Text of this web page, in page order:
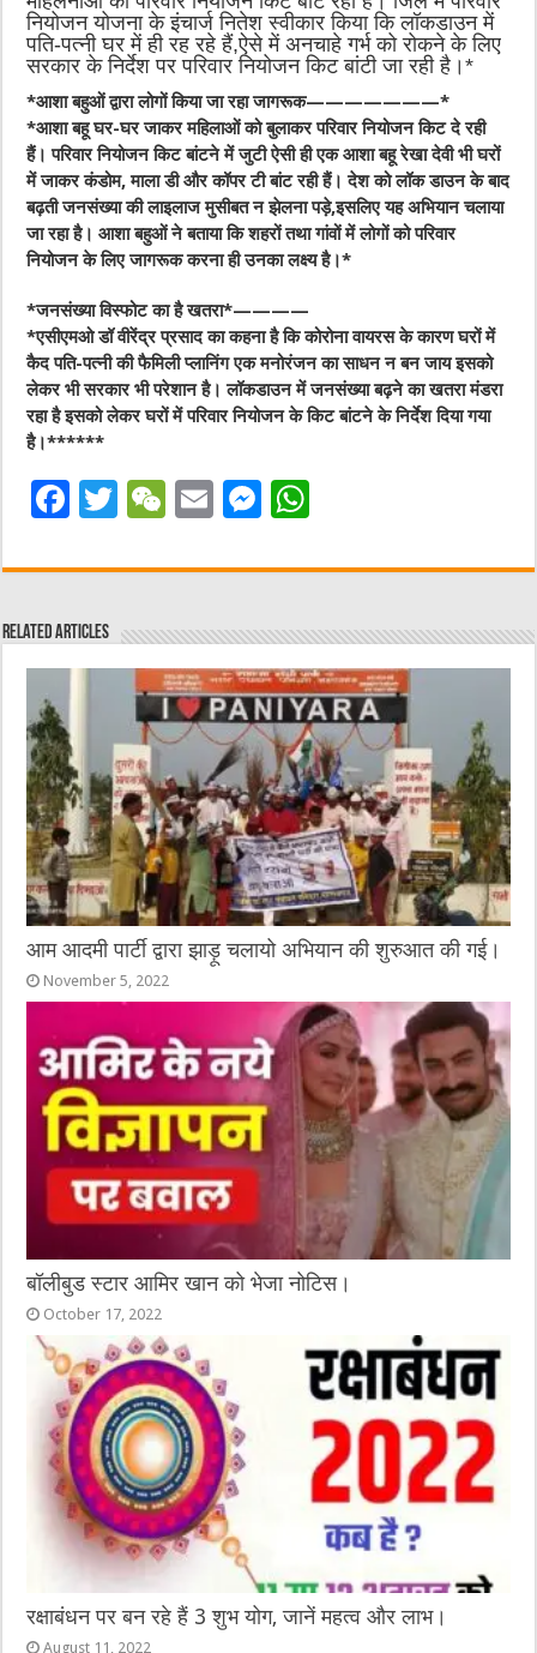
नियोजन योजना के इंचार्ज नितेश स्वीकार किया कि लॉकडाउन में
पति-पत्नी घर में ही रह रहे हैं,ऐसे में अनचाहे गर्भ को रोकने के लिए
सरकार के निर्देश पर परिवार नियोजन किट बांटी जा रही है।*
*आशा बहुओं द्वारा लोगों किया जा रहा जागरूक———————*
*आशा बहू घर-घर जाकर महिलाओं को बुलाकर परिवार नियोजन किट दे रही
हैं। परिवार नियोजन किट बांटने में जुटी ऐसी ही एक आशा बहू रेखा देवी भी घरों
में जाकर कंडोम, माला डी और कॉपर टी बांट रही हैं। देश को लॉक डाउन के बाद
बढ़ती जनसंख्या की लाइलाज मुसीबत न झेलना पड़े,इसलिए यह अभियान चलाया
जा रहा है। आशा बहुओं ने बताया कि शहरों तथा गांवों में लोगों को परिवार
नियोजन के लिए जागरूक करना ही उनका लक्ष्य है।*
*जनसंख्या विस्फोट का है खतरा*————
*एसीएमओ डॉ वीरेंद्र प्रसाद का कहना है कि कोरोना वायरस के कारण घरों में
कैद पति-पत्नी की फैमिली प्लानिंग एक मनोरंजन का साधन न बन जाय इसको
लेकर भी सरकार भी परेशान है। लॉकडाउन में जनसंख्या बढ़ने का खतरा मंडरा
रहा है इसको लेकर घरों में परिवार नियोजन के किट बांटने के निर्देश दिया गया
है।******
F
c
e
b
o
k
T
it
r
W
C
at
E
ai
M
ss
n
g
er
at
A
p
p
Related Articles
आम आदमी पार्टी द्वारा झाड़ू चलायो अभियान की शुरुआत की गई।
November 5, 2022
बॉलीबुड स्टार आमिर खान को भेजा नोटिस।
October 17, 2022
रक्षाबंधन पर बन रहे हैं 3 शुभ योग, जानें महत्व और लाभ।
August 11, 2022